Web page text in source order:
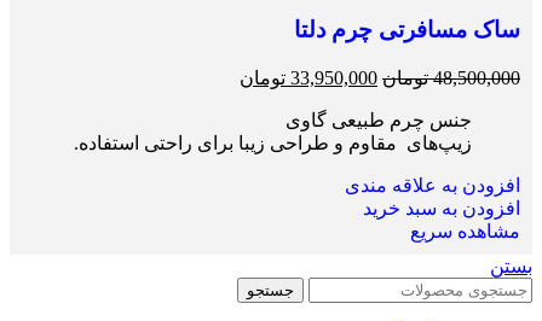
ساک مسافرتی چرم دلتا
48,500,000 تومان 33,950,000 تومان
جنس چرم طبیعی گاوی
زیپ‌های مقاوم و طراحی زیبا برای راحتی استفاده.
افزودن به علاقه مندی
افزودن به سبد خرید
مشاهده سریع
بستن
جستجو